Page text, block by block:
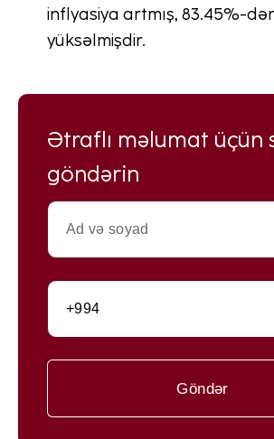
inflyasiya artmış, 83.45%-
yüksəlmişdir.
Ətraflı məlumat üçün
göndərin
Göndər